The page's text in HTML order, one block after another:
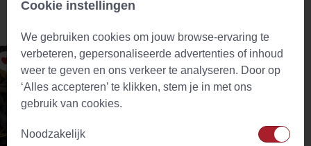
Cookie instellingen
We gebruiken cookies om jouw browse-ervaring te
verbeteren, gepersonaliseerde advertenties of inhoud
weer te geven en ons verkeer te analyseren. Door op
‘Alles accepteren’ te klikken, stem je in met ons
gebruik van cookies.
Noodzakelijk